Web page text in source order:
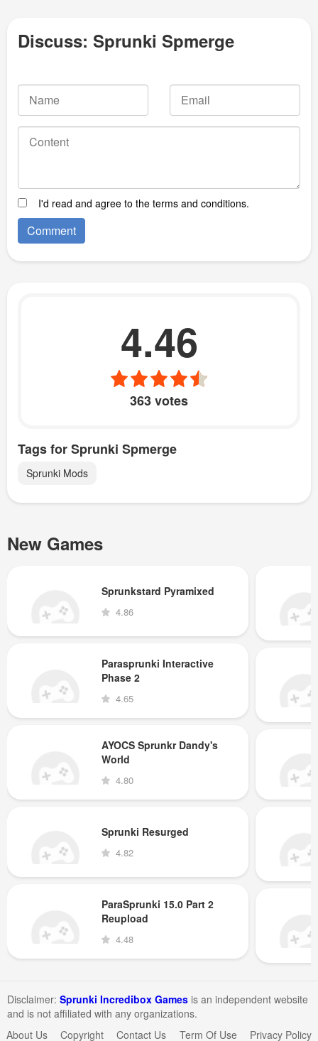
Discuss: Sprunki Spmerge
I'd read and agree to the terms and conditions.
4.46
363 votes
Tags for Sprunki Spmerge
Sprunki Mods
New Games
Sprunkstard Pyramixed
4.86
Parasprunki Interactive
Phase 2
4.65
AYOCS Sprunkr Dandy's
World
4.80
Sprunki Resurged
4.82
ParaSprunki 15.0 Part 2
Reupload
4.48
Disclaimer: Sprunki Incredibox Games is an independent website
and is not affiliated with any organizations.
About Us
Copyright Contact Us Term Of Use Privacy Policy